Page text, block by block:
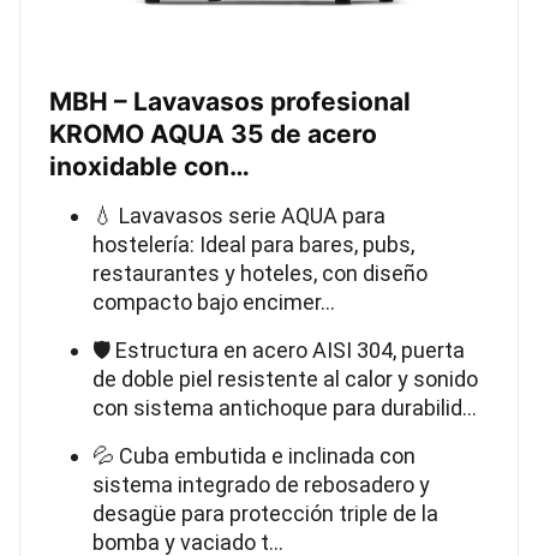
MBH – Lavavasos profesional
KROMO AQUA 35 de acero
inoxidable con…
💧 Lavavasos serie AQUA para
hostelería: Ideal para bares, pubs,
restaurantes y hoteles, con diseño
compacto bajo encimer…
🛡️ Estructura en acero AISI 304, puerta
de doble piel resistente al calor y sonido
con sistema antichoque para durabilid…
💦 Cuba embutida e inclinada con
sistema integrado de rebosadero y
desagüe para protección triple de la
bomba y vaciado t…